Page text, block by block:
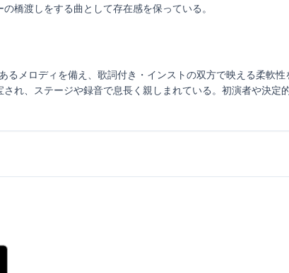
橋渡しをする曲として存在感を保っている。
るメロディを備え、歌詞付き・インストの双方で映える柔軟
れ、ステージや録音で息長く親しまれている。初演者や決定